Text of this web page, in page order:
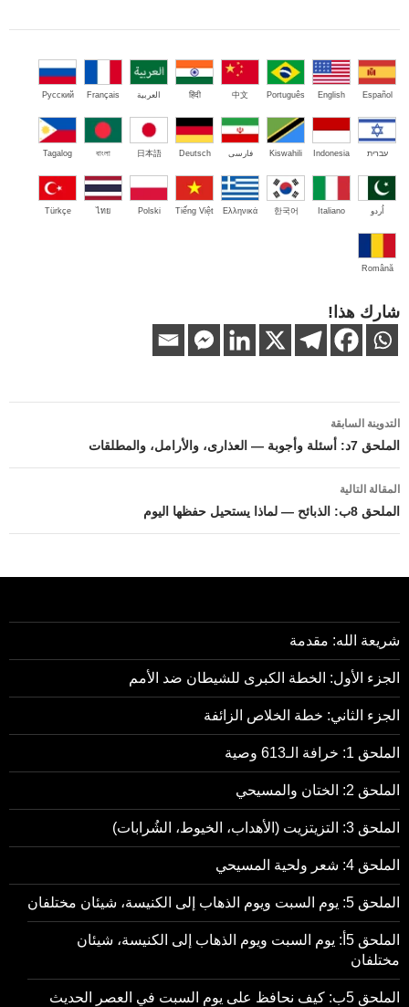
Español
English
Português
中文
हिंदी العربية Français
Русский
עברית Indonesia
Kiswahili فارسی Deutsch
日本語
বাংলা
Tagalog
اُردو Italiano
한국어
Ελληνικά
Tiếng Việt
Polski
ไทย
Türkçe
Română
شارك هذا!
تصفّح
المقالات
التدوينة السابقة
الملحق 7د: أسئلة وأجوبة — العذارى، والأرامل، والمطلقات
المقالة التالية
الملحق 8ب: الذبائح — لماذا يستحيل حفظها اليوم
شريعة الله: مقدمة
الجزء الأول: الخطة الكبرى للشيطان ضد الأمم
الجزء الثاني: خطة الخلاص الزائفة
الملحق 1: خرافة الـ613 وصية
الملحق 2: الختان والمسيحي
الملحق 3: التزيتزيت (الأهداب، الخيوط، الشُرابات)
الملحق 4: شعر ولحية المسيحي
الملحق 5: يوم السبت ويوم الذهاب إلى الكنيسة، شيئان مختلفان
الملحق 5أ: يوم السبت ويوم الذهاب إلى الكنيسة، شيئان
مختلفان
الملحق 5ب: كيف نحافظ على يوم السبت في العصر الحديث